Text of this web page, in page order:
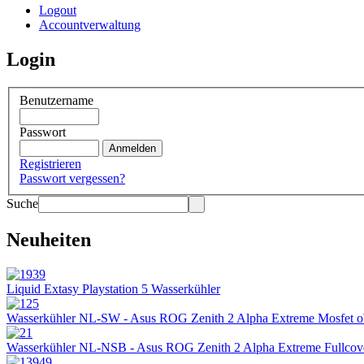
Logout
Accountverwaltung
Login
Benutzername
Passwort
Registrieren
Passwort vergessen?
Suche
Neuheiten
Liquid Extasy Playstation 5 Wasserkühler
Wasserkühler NL-SW - Asus ROG Zenith 2 Alpha Extreme Mosfet
Wasserkühler NL-NSB - Asus ROG Zenith 2 Alpha Extreme